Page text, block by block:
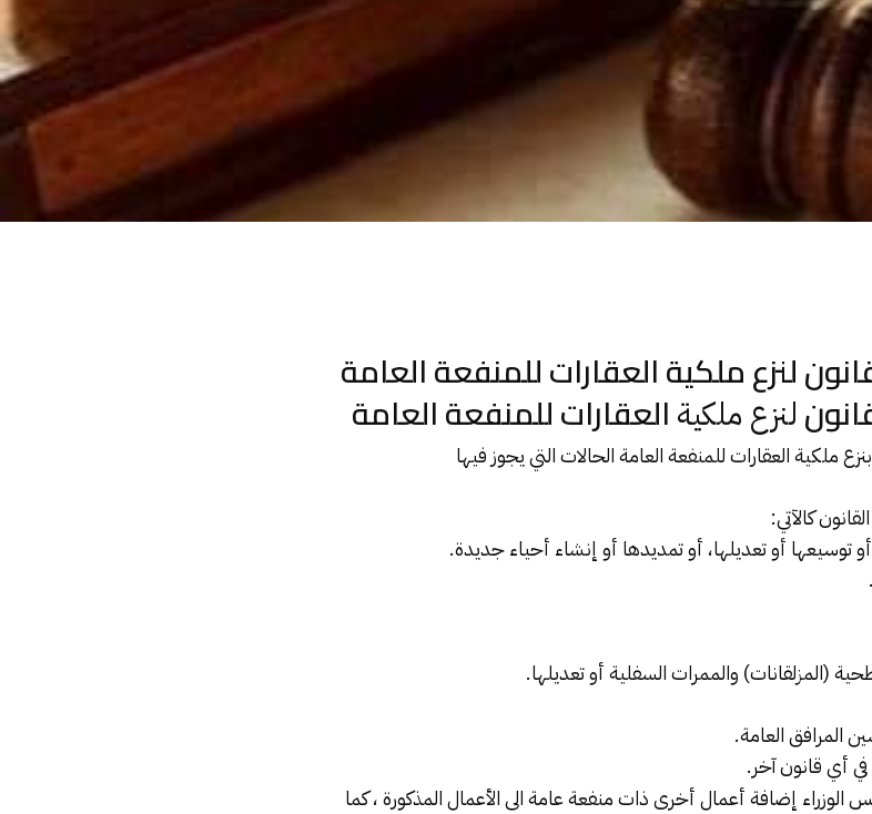
لنزع ملكية العقارات للمنفعة العامة
لنزع ملكية العقارات للمنفعة العامة
ملكية العقارات للمنفعة العامةالحالات التي يجوز فيها
كالآتي:
توسيعها أو تعديلها، أو تمديدها أو إنشاء أحياء جديدة.
(المزلقانات) والممرات السفلية أو تعديلها.
المرافق العامة.
أي قانون آخر.
الوزراء إضافة أعمال أخرى ذات منفعة عامة الى الأعمال المذكورة ، كما